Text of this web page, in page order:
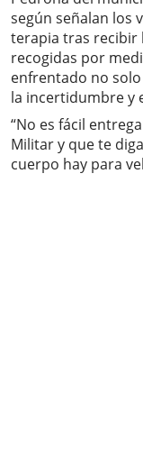
según señalan los
terapia tras recibir
recogidas por
enfrentado no
la incertidumbre y
“No es fácil
Militar y que te
cuerpo hay para